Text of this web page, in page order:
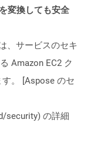
変換しても安全
、サービスのセキ
Amazon EC2 ク
。 [Aspose のセ
security) の詳細